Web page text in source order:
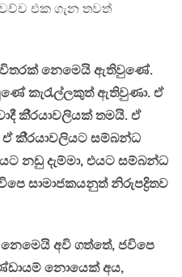
එක ගැන තවත්
විතරක් නෙමෙයි ඇතිවුණේ.
කැරැල්ලකුත් ඇතිවුණා. ඒ
කි‍්‍රයාවලියක් තමයි. ඒ
ඒ කි‍්‍රයාවලියට සම්බන්ධ
නඩු දැම්මා, එයට සම්බන්ධ
සාමාජකයනුත් නිරුපද්‍රිතව
අවි ගත්තේ, ජවිපෙ
නොයෙක් අය,